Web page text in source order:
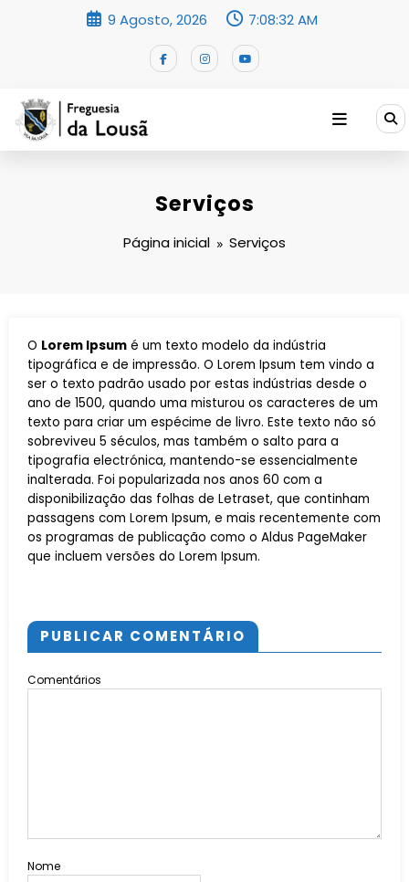
9 Agosto, 2026 7:08:32 AM
Serviços
Página inicial Serviços
O Lorem Ipsum é um texto modelo da indústria
tipográfica e de impressão. O Lorem Ipsum tem vindo a
ser o texto padrão usado por estas indústrias desde o
ano de 1500, quando uma misturou os caracteres de um
texto para criar um espécime de livro. Este texto não só
sobreviveu 5 séculos, mas também o salto para a
tipografia electrónica, mantendo-se essencialmente
inalterada. Foi popularizada nos anos 60 com a
disponibilização das folhas de Letraset, que continham
passagens com Lorem Ipsum, e mais recentemente com
os programas de publicação como o Aldus PageMaker
que incluem versões do Lorem Ipsum.
PUBLICAR COMENTÁRIO
Comentários
Nome